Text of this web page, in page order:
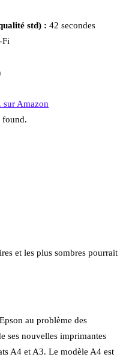
std) : 42 secondes
Fi
sur Amazon
found.
et les plus sombres pourrait
au problème des
ses nouvelles imprimantes
A4 et A3. Le modèle A4 est